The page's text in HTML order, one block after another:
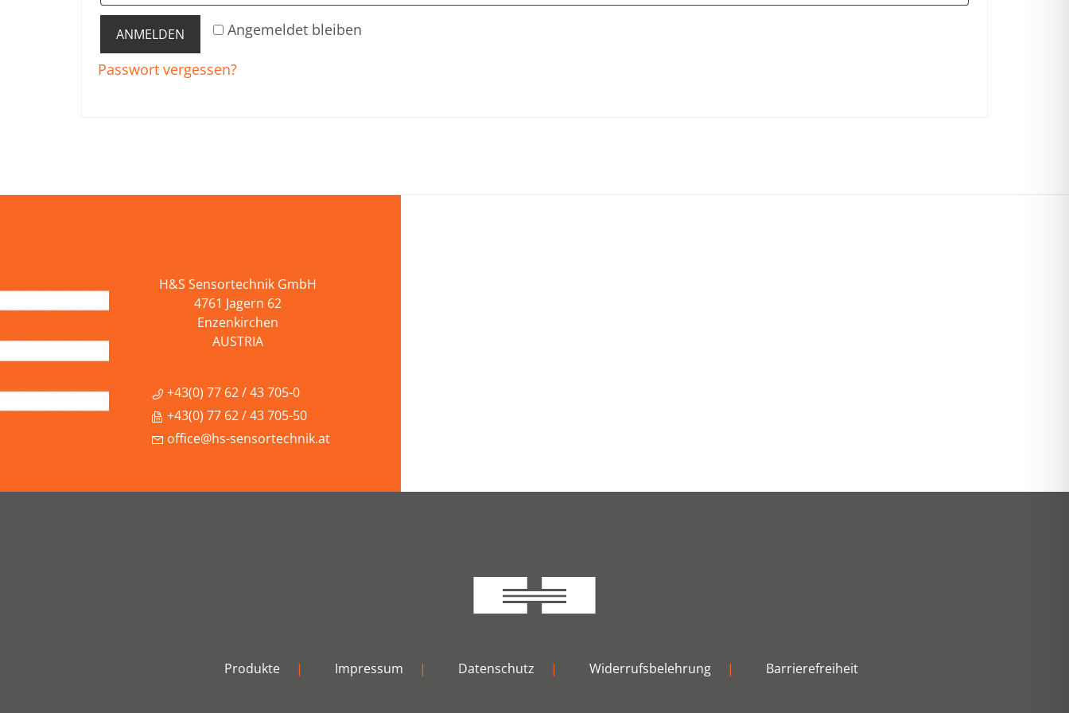
Angemeldet bleiben
ANMELDEN
Passwort vergessen?
H&S Sensortechnik GmbH
4761 Jagern 62
Enzenkirchen
AUSTRIA
+43(0) 77 62 / 43 705-0
+43(0) 77 62 / 43 705-50
office@hs-sensortechnik.at
Produkte | Impressum | Datenschutz | Widerrufsbelehrung | Barrierefreiheit